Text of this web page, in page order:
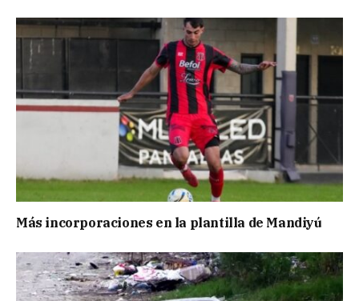
Más incorporaciones en la plantilla de Mandiyú